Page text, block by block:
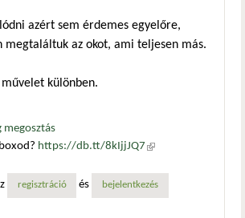
azért sem érdemes egyelőre,
megtaláltuk az okot, ami teljesen más.
különben.
megosztás
https://db.tt/8kIjjJQ7 (külső
regisztráció és bejelentkezés